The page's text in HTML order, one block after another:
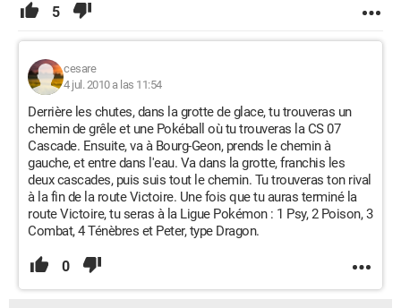
5
cesare
4 jul. 2010 a las 11:54
Derrière les chutes, dans la grotte de glace, tu trouveras un
chemin de grêle et une Pokéball où tu trouveras la CS 07
Cascade. Ensuite, va à Bourg-Geon, prends le chemin à
gauche, et entre dans l'eau. Va dans la grotte, franchis les
deux cascades, puis suis tout le chemin. Tu trouveras ton rival
à la fin de la route Victoire. Une fois que tu auras terminé la
route Victoire, tu seras à la Ligue Pokémon : 1 Psy, 2 Poison, 3
Combat, 4 Ténèbres et Peter, type Dragon.
0